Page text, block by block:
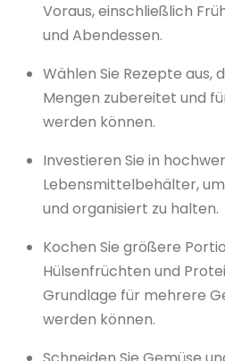
Voraus, einschließlich
und Abendessen.
Wählen Sie Rezepte aus,
Mengen zubereitet und
werden können.
Investieren Sie in
Lebensmittelbehälter,
und organisiert zu halten.
Kochen Sie größere
Hülsenfrüchten und
Grundlage für mehrere
werden können.